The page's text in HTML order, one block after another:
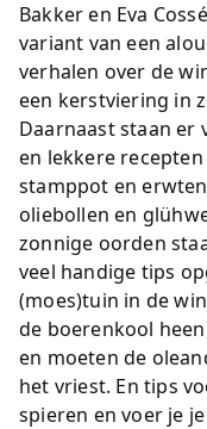
Bakker en Eva
variant van een
verhalen over de
een kerstviering in
Daarnaast staan
en lekkere
stamppot en
oliebollen en
zonnige oorden
veel handige tips
(moes)tuin in de
de boerenkool
en moeten de
het vriest. En tips
spieren en voer je